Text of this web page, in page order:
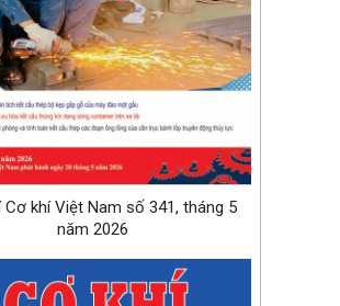
Cơ khí Việt Nam số 341, tháng 5
năm 2026